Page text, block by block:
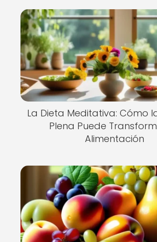
La Dieta Meditativa: Cómo
Plena Puede
Alimentación